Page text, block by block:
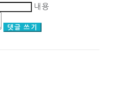
내용
댓글 쓰기